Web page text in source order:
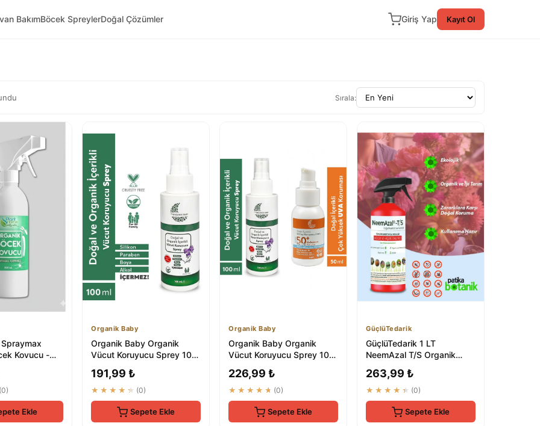
BakımBöcek SpreylerDoğal Çözümler Giriş Yap Kayıt Ol
Sırala:
Kovucu -
(0)
Ekle
Organik Baby
Organik Baby Organik
Vücut Koruyucu Sprey 100
191,99 ₺
★★★★★ (0)
Sepete Ekle
Organik Baby
Organik Baby Organik
Vücut Koruyucu Sprey 100
Seti
226,99 ₺
★★★★★ (0)
Sepete Ekle
GüçlüTedarik
GüçlüTedarik 1 LT
NeemAzal T/S Organik
Haşere Önleyici
263,99 ₺
★★★★★ (0)
Sepete Ekle